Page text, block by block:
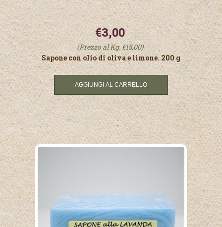
€3,00
(Prezzo al Kg. €15,00)
Sapone con olio di oliva e limone. 200 g